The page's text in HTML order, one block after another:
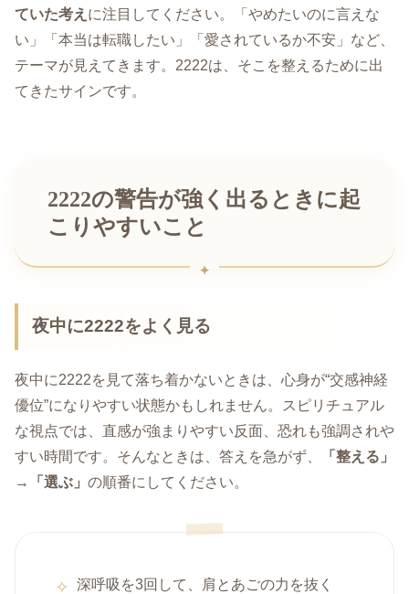
ていた考え に注目してください。「やめたいのに言えな
い」「本当は転職したい」「愛されているか不安」など、
テーマが見えてきます。2222は、そこを整えるために出
てきたサインです。
2222の警告が強く出るときに起
こりやすいこと
夜中に2222をよく見る
夜中に2222を見て落ち着かないときは、心身が“交感神経
優位”になりやすい状態かもしれません。スピリチュアル
な視点では、直感が強まりやすい反面、恐れも強調されや
すい時間です。そんなときは、答えを急がず、
「整える」
→「選ぶ」 の順番にしてください。
深呼吸を3回して、肩とあごの力を抜く